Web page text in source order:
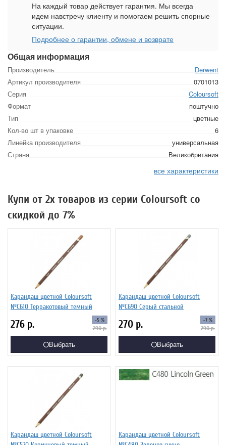
Общая информация
Производитель
Derwent
Артикул производителя
0701013
Серия
Coloursoft
Формат
поштучно
Тип
цветные
Кол-во шт в упаковке
6
Линейка производителя
универсальная
Страна
Великобритания
все характеристики
На каждый товар действует гарантия. Мы всегда
идем навстречу клиенту и помогаем решить спорные
ситуации.
Подробнее о гарантии, обмене и возврате
Купи от 2х товаров из серии Coloursoft со
скидкой до 7%
Карандаш цветной Coloursoft
№C610 Терракотовый темный
276 р. -5 %
290р.
Выбрать
Карандаш цветной Coloursoft
№C690 Серый стальной
270 р. -7 %
290р.
Выбрать
Карандаш цветной Coloursoft
Карандаш цветной Coloursoft